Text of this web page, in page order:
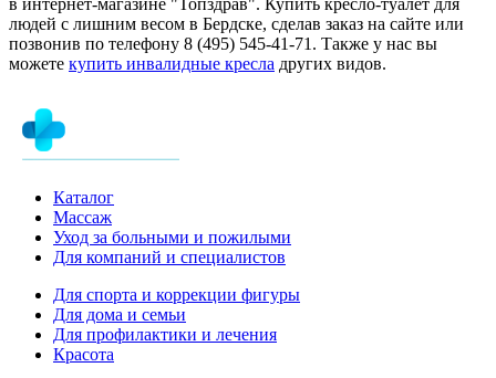
людей с лишним весом в Бердске, сделав заказ на сайте или
позвонив по телефону 8 (495) 545-41-71. Также у нас вы
можете купить инвалидные кресла других видов.
Каталог
Массаж
Уход за больными и пожилыми
Для компаний и специалистов
Для спорта и коррекции фигуры
Для дома и семьи
Для профилактики и лечения
Красота